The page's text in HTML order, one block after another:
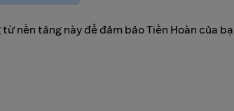
nền tảng này để đảm bảo Tiền Hoàn của